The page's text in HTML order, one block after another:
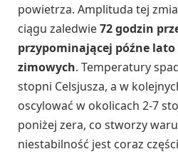
powietrza. Amplituda tej
ciągu zaledwie72 godzin
przypominającej późne
zimowych. Temperatury
stopni Celsjusza, a w
oscylować w okolicach 2-7
poniżej zera, co stworzy
niestabilność jest coraz